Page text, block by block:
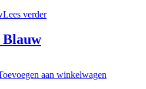
Lees verder
aan winkelwagen